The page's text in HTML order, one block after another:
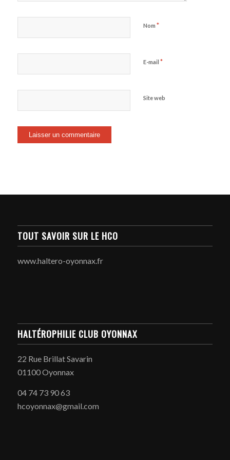
Nom *
E-mail *
Site web
TOUT SAVOIR SUR LE HCO
www.haltero-oyonnax.fr
HALTÉROPHILIE CLUB OYONNAX
22 Rue Brillat Savarin
01100 Oyonnax
04 74 73 90 63
hcoyonnax@gmail.com